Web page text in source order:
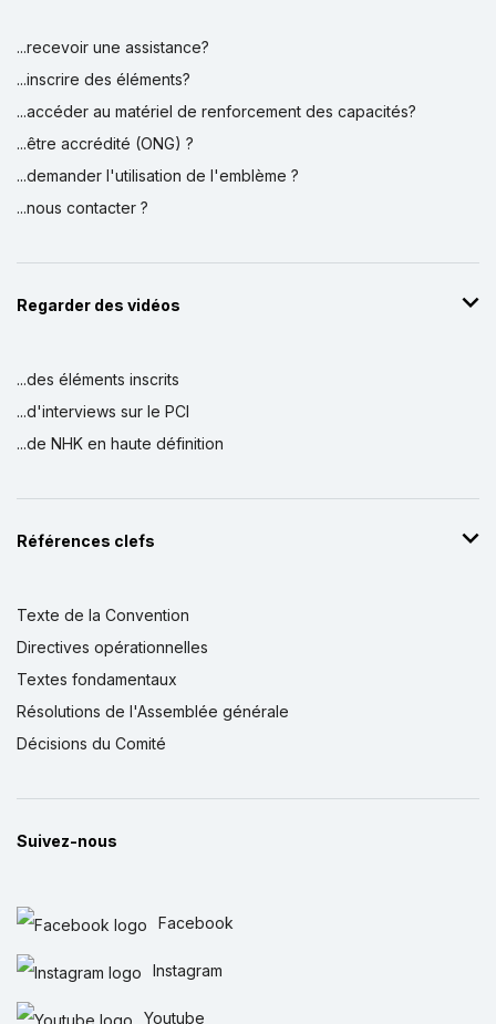
...recevoir une assistance?
...inscrire des éléments?
...accéder au matériel de renforcement des capacités?
...être accrédité (ONG) ?
...demander l'utilisation de l'emblème ?
...nous contacter ?
Regarder des vidéos
...des éléments inscrits
...d'interviews sur le PCI
...de NHK en haute définition
Références clefs
Texte de la Convention
Directives opérationnelles
Textes fondamentaux
Résolutions de l'Assemblée générale
Décisions du Comité
Suivez-nous
Facebook
Instagram
Youtube